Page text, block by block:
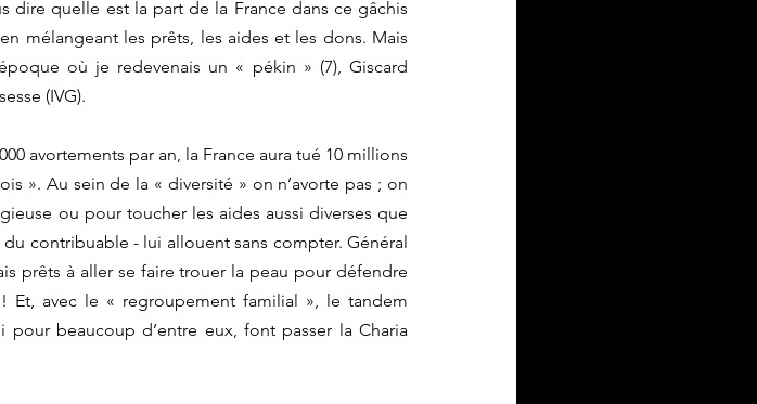
dire quelle est la part de la France dans ce gâchis
mélangeant les prêts, les aides et les dons. Mais
où je redevenais un « pékin » (7), Giscard
(IVG).
avortements par an, la France aura tué 10 millions
». Au sein de la « diversité » on n’avorte pas ; on
ou pour toucher les aides aussi diverses que
contribuable - lui allouent sans compter. Général
prêts à aller se faire trouer la peau pour défendre
Et, avec le « regroupement familial », le tandem
beaucoup d’entre eux, font passer la Charia